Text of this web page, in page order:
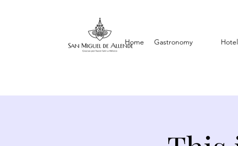
Home Gastronomy